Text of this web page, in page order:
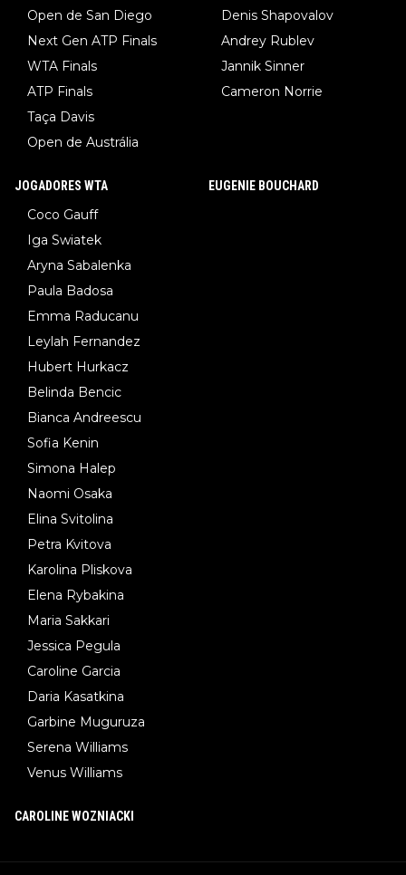
Open de San Diego
Next Gen ATP Finals
WTA Finals
ATP Finals
Taça Davis
Open de Austrália
Denis Shapovalov
Andrey Rublev
Jannik Sinner
Cameron Norrie
JOGADORES WTA
Coco Gauff
Iga Swiatek
Aryna Sabalenka
Paula Badosa
Emma Raducanu
Leylah Fernandez
Hubert Hurkacz
Belinda Bencic
Bianca Andreescu
Sofia Kenin
Simona Halep
Naomi Osaka
Elina Svitolina
Petra Kvitova
Karolina Pliskova
Elena Rybakina
Maria Sakkari
Jessica Pegula
Caroline Garcia
Daria Kasatkina
Garbine Muguruza
Serena Williams
Venus Williams
EUGENIE BOUCHARD
CAROLINE WOZNIACKI